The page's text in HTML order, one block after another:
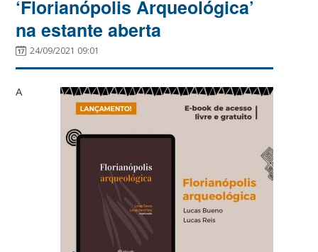
‘Florianópolis Arqueológica’
na estante aberta
24/09/2021 09:01
A